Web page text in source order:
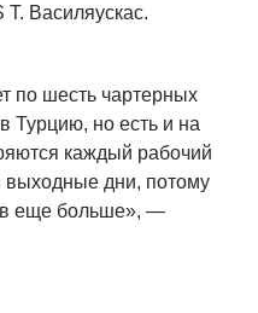
Василяускас.
по шесть чартерных
Турцию, но есть и на
каждый рабочий
выходные дни, потому
еще больше», —